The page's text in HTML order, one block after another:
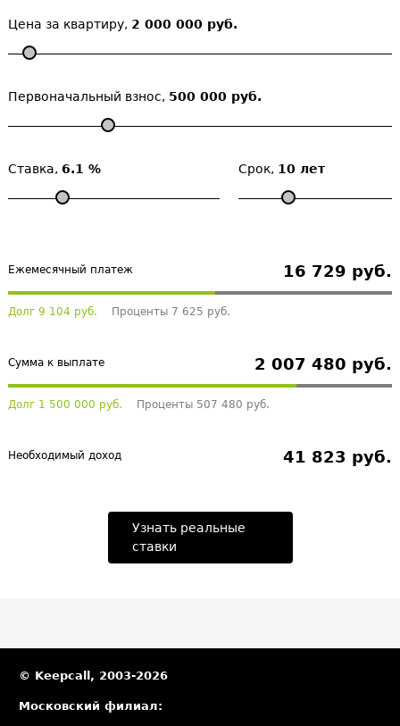
Цена за квартиру, 2 000 000 руб.
Первоначальный взнос, 500 000 руб.
Ставка, 6.1 % Срок, 10 лет
Ежемесячный платеж 16 729 руб.
Долг 9 104 руб. Проценты 7 625 руб.
Сумма к выплате 2 007 480 руб.
Долг 1 500 000 руб. Проценты 507 480 руб.
Необходимый доход 41 823 руб.
Узнать реальные
ставки
© Keepcall, 2003-2026
Московский филиал: